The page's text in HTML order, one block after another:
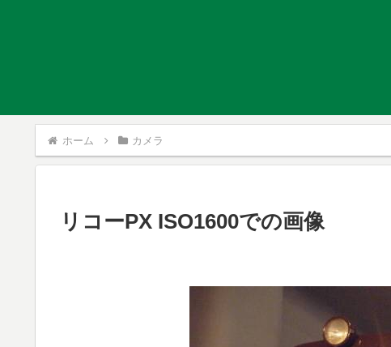
ホーム カメラ
リコーPX ISO1600での画像